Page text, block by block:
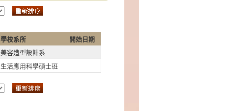
學校系所
開始日期
美容造型設計系
生活應用科學碩士班